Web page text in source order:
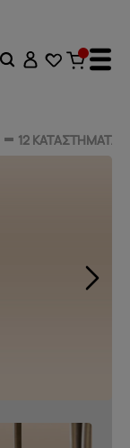
12 ΚΑΤΑΣΤΗΜΑΤΑ
12 ΚΑΤΑΣΤΗΜΑΤΑ